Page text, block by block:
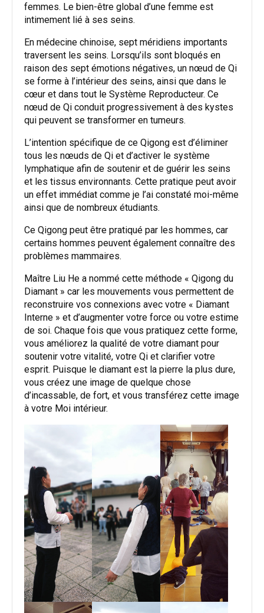
femmes. Le bien-être global d’une femme est
intimement lié à ses seins.
En médecine chinoise, sept méridiens importants
traversent les seins. Lorsqu’ils sont bloqués en
raison des sept émotions négatives, un nœud de Qi
se forme à l’intérieur des seins, ainsi que dans le
cœur et dans tout le Système Reproducteur. Ce
nœud de Qi conduit progressivement à des kystes
qui peuvent se transformer en tumeurs.
L’intention spécifique de ce Qigong est d’éliminer
tous les nœuds de Qi et d’activer le système
lymphatique afin de soutenir et de guérir les seins
et les tissus environnants. Cette pratique peut avoir
un effet immédiat comme je l’ai constaté moi-même
ainsi que de nombreux étudiants.
Ce Qigong peut être pratiqué par les hommes, car
certains hommes peuvent également connaître des
problèmes mammaires.
Maître Liu He a nommé cette méthode « Qigong du
Diamant » car les mouvements vous permettent de
reconstruire vos connexions avec votre « Diamant
Interne » et d’augmenter votre force ou votre estime
de soi. Chaque fois que vous pratiquez cette forme,
vous améliorez la qualité de votre diamant pour
soutenir votre vitalité, votre Qi et clarifier votre
esprit. Puisque le diamant est la pierre la plus dure,
vous créez une image de quelque chose
d’incassable, de fort, et vous transférez cette image
à votre Moi intérieur.